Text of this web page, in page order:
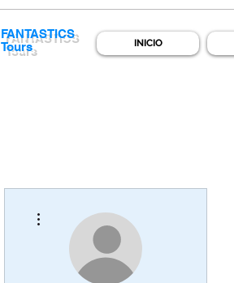
FANTASTICS
Tours
INICIO